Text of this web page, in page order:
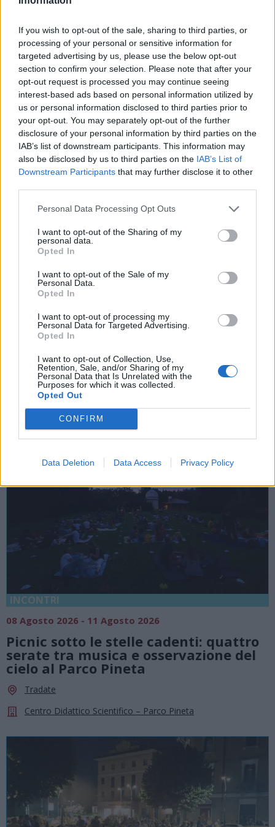
If you wish to opt-out of the sale, sharing to third parties, or
processing of your personal or sensitive information for
targeted advertising by us, please use the below opt-out
section to confirm your selection. Please note that after your
opt-out request is processed you may continue seeing
interest-based ads based on personal information utilized by
us or personal information disclosed to third parties prior to
your opt-out. You may separately opt-out of the further
disclosure of your personal information by third parties on the
IAB’s list of downstream participants. This information may
also be disclosed by us to third parties on the IAB’s List of
Downstream Participants that may further disclose it to other
Personal Data Processing Opt Outs
I want to opt-out of the Sharing of my
personal data.
Opted In
I want to opt-out of the Sale of my
Personal Data.
Opted In
I want to opt-out of processing my
Personal Data for Targeted Advertising.
Opted In
I want to opt-out of Collection, Use,
Retention, Sale, and/or Sharing of my
Personal Data that Is Unrelated with the
Purposes for which it was collected.
Opted Out
CONFIRM
Data Deletion Data Access Privacy Policy
Torna il Ferragosto Lavenese: ecco il
programma dell’edizione 2026
Laveno Mombello
SAGRE, FIERE E FESTE
La “festa della cipolla” propone buoni
sapori e serate insieme
Casalzuigno
Area Feste
INCONTRI
08 Agosto 2026 - 11 Agosto 2026
Picnic sotto le stelle cadenti: quattro
serate tra musica e osservazione del
cielo al Parco Pineta
Tradate
Centro Didattico Scientifico – Parco Pineta